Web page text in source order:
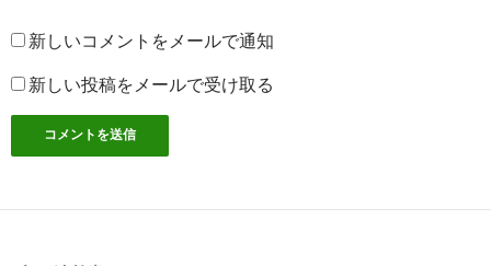
新しいコメントをメールで通知
新しい投稿をメールで受け取る